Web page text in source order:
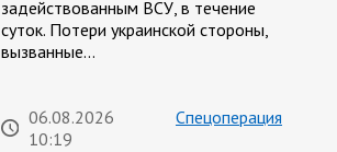
задействованным ВСУ, в течение
суток. Потери украинской стороны,
вызванные…
06.08.2026
10:19
Спецоперация